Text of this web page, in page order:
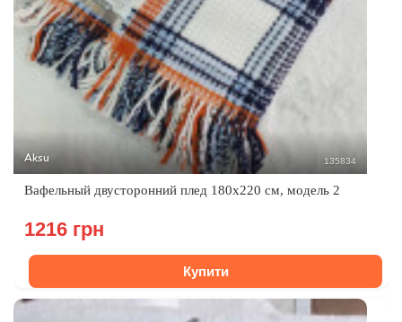
Aksu 135834
Вафельный двусторонний плед 180х220 см, модель 2
1216 грн
Купити